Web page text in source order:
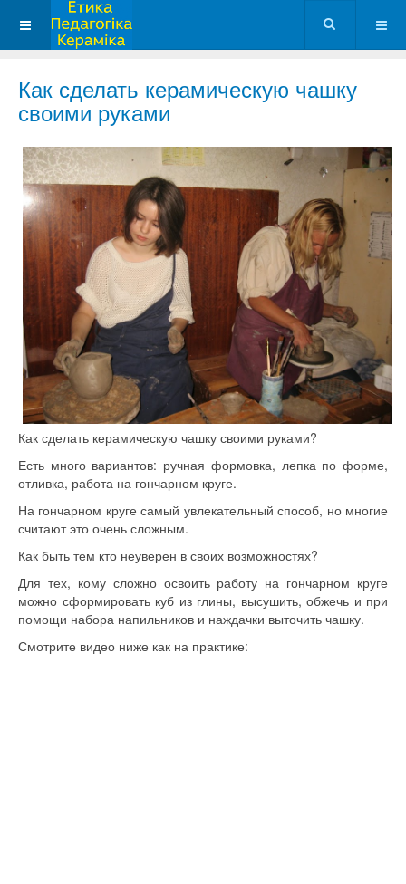
Как сделать керамическую чашку
своими руками
Как сделать керамическую чашку своими руками?
Есть много вариантов: ручная формовка, лепка по форме,
отливка, работа на гончарном круге.
На гончарном круге самый увлекательный способ, но многие
считают это очень сложным.
Как быть тем кто неуверен в своих возможностях?
Для тех, кому сложно освоить работу на гончарном круге
можно сформировать куб из глины, высушить, обжечь и при
помощи набора напильников и наждачки выточить чашку.
Смотрите видео ниже как на практике: